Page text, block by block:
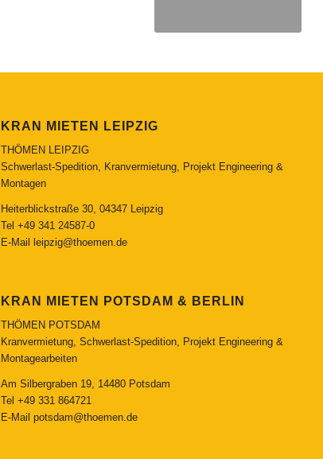
KRAN MIETEN LEIPZIG
THÖMEN LEIPZIG
Schwerlast-Spedition, Kranvermietung, Projekt Engineering &
Montagen
Heiterblickstraße 30, 04347 Leipzig
Tel +49 341 24587-0
E-Mail
leipzig@thoemen.de
KRAN MIETEN POTSDAM & BERLIN
THÖMEN POTSDAM
Kranvermietung, Schwerlast-Spedition, Projekt Engineering &
Montagearbeiten
Am Silbergraben 19, 14480 Potsdam
Tel +49 331 864721
E-Mail potsdam@thoemen.de